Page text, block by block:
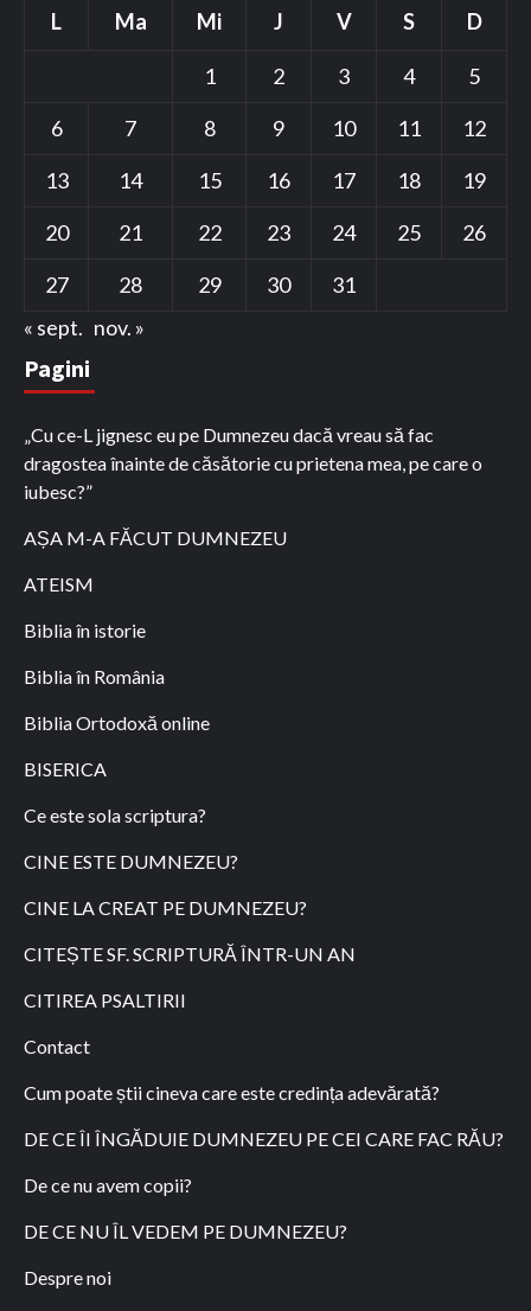
L Ma Mi J V S D
1 2 3 4
5
6
7 8 9 10 11
12
13
14 15 16 17 18
19
20
21 22 23 24 25
26
27
28 29 30
31
« sept. nov. »
Pagini
„Cu ce-L jignesc eu pe Dumnezeu dacă vreau să fac
dragostea înainte de căsătorie cu prietena mea, pe care o
iubesc?”
AȘA M-A FĂCUT DUMNEZEU
ATEISM
Biblia în istorie
Biblia în România
Biblia Ortodoxă online
BISERICA
Ce este sola scriptura?
CINE ESTE DUMNEZEU?
CINE LA CREAT PE DUMNEZEU?
CITEȘTE SF. SCRIPTURĂ ÎNTR-UN AN
CITIREA PSALTIRII
Contact
Cum poate știi cineva care este credința adevărată?
DE CE ÎI ÎNGĂDUIE DUMNEZEU PE CEI CARE FAC RĂU?
De ce nu avem copii?
DE CE NU ÎL VEDEM PE DUMNEZEU?
Despre noi